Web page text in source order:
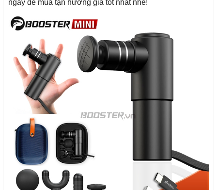
ngay để mua tận hưởng giá tốt nhất nhé!